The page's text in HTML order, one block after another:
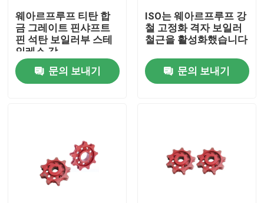
품질 관리
연락주세요
인용문을 요구하세요
석탄 보일러부
웨아르프루프 티탄 합
금 그레이트 핀샤프트
핀 석탄 보일러부 스테
인레스 강
문의 보내기
ISO는 웨아르프루프 강
철 고정화 격자 보일러
철근을 활성화했습니다
문의 보내기